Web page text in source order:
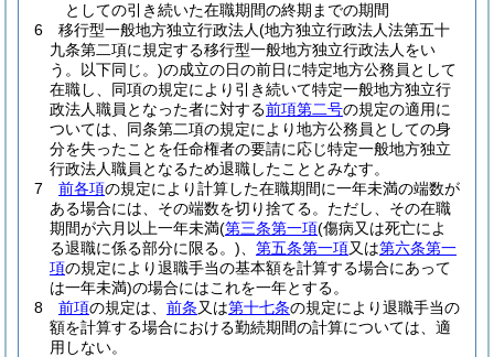
としての引き続いた在職期間の終期までの期間
6
移行型一般地方独立行政法人(地方独立行政法人法第五十
九条第二項に規定する移行型一般地方独立行政法人をい
う。以下同じ。)の成立の日の前日に特定地方公務員として
在職し、同項の規定により引き続いて特定一般地方独立行
政法人職員となった者に対する前項第二号の規定の適用に
ついては、同条第二項の規定により地方公務員としての身
分を失ったことを任命権者の要請に応じ特定一般地方独立
行政法人職員となるため退職したこととみなす。
7
前各項の規定により計算した在職期間に一年未満の端数が
ある場合には、その端数を切り捨てる。 ただし、その在職
期間が六月以上一年未満(第三条第一項(傷病又は死亡によ
る退職に係る部分に限る。)
第五条第一項又は第六条第一
項の規定により退職手当の基本額を計算する場合にあって
は一年未満)の場合にはこれを一年とする。
8
前項の規定は、 前条又は第十七条の規定により退職手当の
額を計算する場合における勤続期間の計算については、適
用しない。